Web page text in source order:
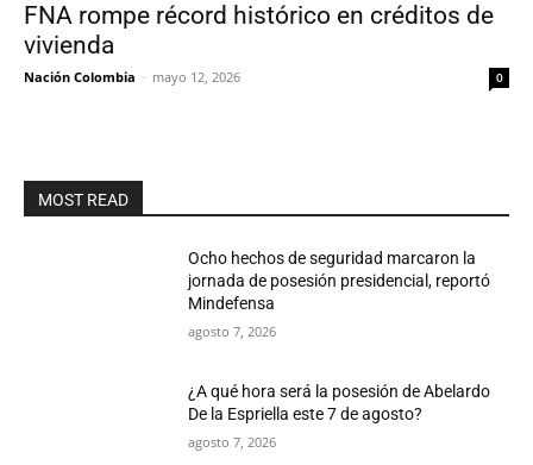
FNA rompe récord histórico en créditos de
vivienda
Nación Colombia - mayo 12, 2026 0
MOST READ
Ocho hechos de seguridad marcaron la
jornada de posesión presidencial, reportó
Mindefensa
agosto 7, 2026
¿A qué hora será la posesión de Abelardo
De la Espriella este 7 de agosto?
agosto 7, 2026